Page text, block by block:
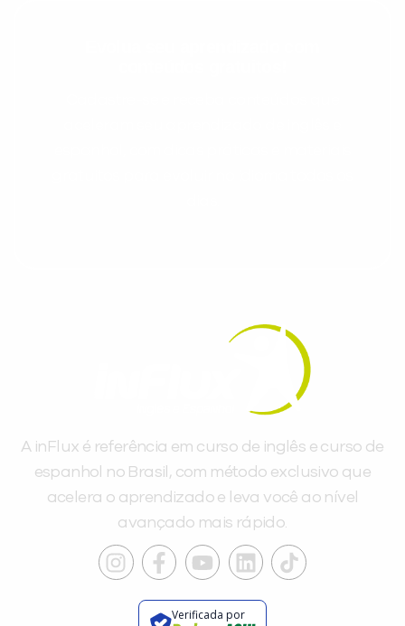
A inFlux é referência em curso de inglês e curso de
espanhol no Brasil, com método exclusivo que
acelera o aprendizado e leva você ao nível
avançado mais rápido.
Verificada por